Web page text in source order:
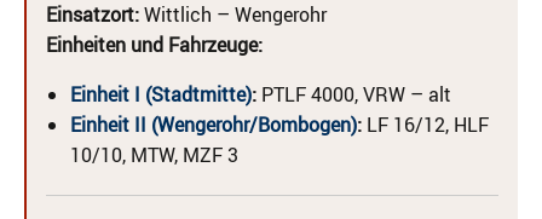
Einsatzort:Wittlich – Wengerohr
Einheiten und Fahrzeuge:
Einheit I (Stadtmitte): PTLF 4000, VRW – alt
Einheit II (Wengerohr/Bombogen): LF 16/12, HLF
10/10, MTW, MZF 3